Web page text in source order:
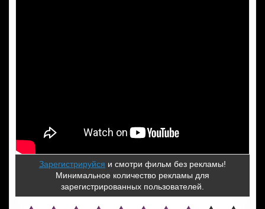
Зарегистрируйся и смотри фильм без рекламы!
Минимальное количество рекламы для
зарегистрированных пользователей.